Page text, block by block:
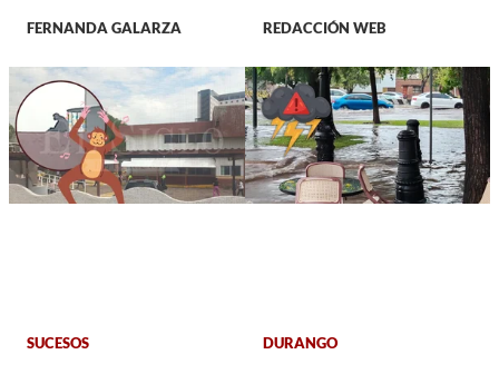
FERNANDA GALARZA REDACCIÓN WEB
SUCESOS DURANGO